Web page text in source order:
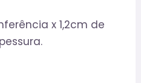
x 1,2cm de